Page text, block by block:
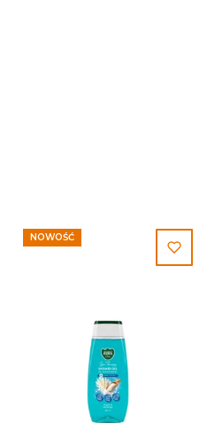
NOWOŚĆ